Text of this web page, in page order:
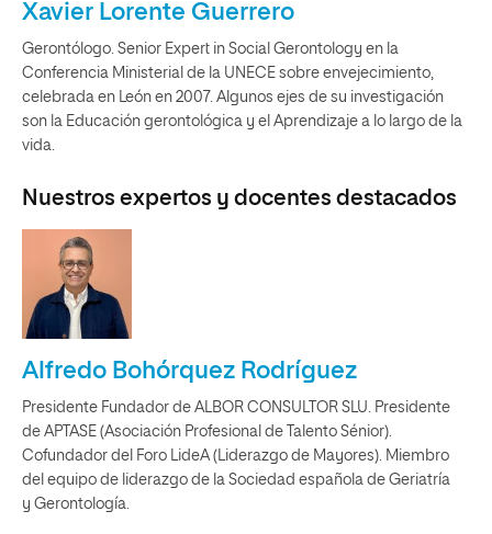
Xavier Lorente Guerrero
Gerontólogo. Senior Expert in Social Gerontology en la
Conferencia Ministerial de la UNECE sobre envejecimiento,
celebrada en León en 2007. Algunos ejes de su investigación
son la Educación gerontológica y el Aprendizaje a lo largo de la
vida.
Nuestros expertos y docentes destacados
Alfredo Bohórquez Rodríguez
Presidente Fundador de ALBOR CONSULTOR SLU. Presidente
de APTASE (Asociación Profesional de Talento Sénior).
Cofundador del Foro LideA (Liderazgo de Mayores). Miembro
del equipo de liderazgo de la Sociedad española de Geriatría
y Gerontología.